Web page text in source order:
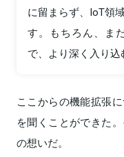
に留まらず、IoT領
す。もちろん、ま
で、より深く入り込
ここからの機能拡張
を聞くことができた
の想いだ。